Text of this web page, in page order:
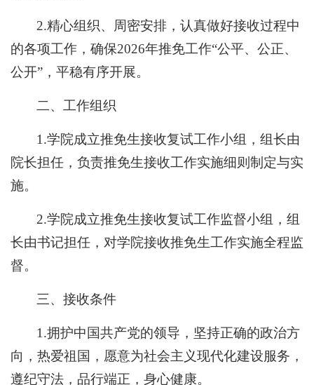
2.精心组织、周密安排，认真做好接收过程中
的各项工作，确保2026年推免工作“公平、公正、
公开”，平稳有序开展。
二、工作组织
1.学院成立推免生接收复试工作小组，组长由
院长担任，负责推免生接收工作实施细则制定与实
施。
2.学院成立推免生接收复试工作监督小组，组
长由书记担任，对学院接收推免生工作实施全程监
督。
三、接收条件
1.拥护中国共产党的领导，坚持正确的政治方
向，热爱祖国，愿意为社会主义现代化建设服务，
遵纪守法，品行端正，身心健康。